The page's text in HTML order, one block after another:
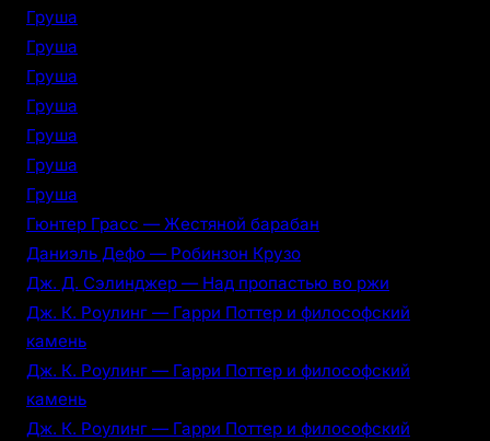
Груша
Груша
Груша
Груша
Груша
Груша
Груша
Гюнтер Грасс — Жестяной барабан
Даниэль Дефо — Робинзон Крузо
Дж. Д. Сэлинджер — Над пропастью во ржи
Дж. К. Роулинг — Гарри Поттер и философский
камень
Дж. К. Роулинг — Гарри Поттер и философский
камень
Дж. К. Роулинг — Гарри Поттер и философский